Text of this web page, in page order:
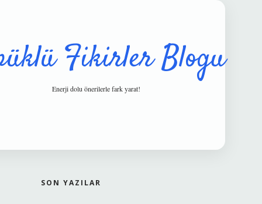
Fikirler Blogu
Enerji dolu önerilerle fark yarat!
SON YAZILAR